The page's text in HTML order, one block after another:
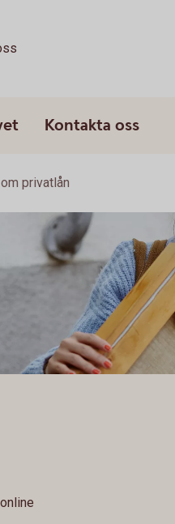
Kontakta oss
privatlån